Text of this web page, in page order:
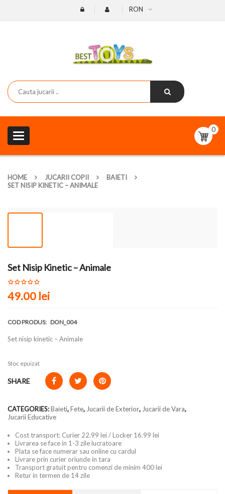
RON
Toggle
navigation
0
HOME JUCARII COPII
BAIETI
SET NISIP KINETIC – ANIMALE
Set Nisip Kinetic – Animale
49.00 lei
COD PRODUS: DON_004
Set nisip kinetic – Animale
Stoc epuizat
SHARE
CATEGORIES:Baieti,Fete, Jucarii de Exterior, Jucarii de Vara,
Jucarii Educative
Cost transport: Curier 22.99 lei / Locker 16.99 lei
Livrarea se face in 1-3 zile lucratoare
Plata se face numerar sau online cu cardul
Livrare prin curier oriunde in tara
Transport gratuit pentru comenzi de minim 400 lei
Retur in termen de 14 zile